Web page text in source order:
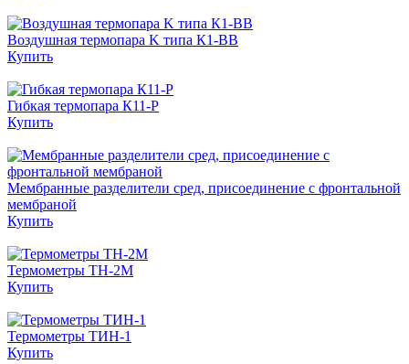
Воздушная термопара K типа К1-ВВ
Купить
Гибкая термопара К11-Р
Купить
Мембранные разделители сред, присоединение с фронтальной
мембраной
Купить
Термометры ТН-2М
Купить
Термометры ТИН-1
Купить